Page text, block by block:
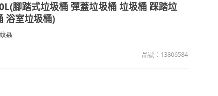
腳踏式垃圾桶 彈蓋垃圾桶 垃圾桶 踩踏垃
浴室垃圾桶)
蟲
品號： 13806584